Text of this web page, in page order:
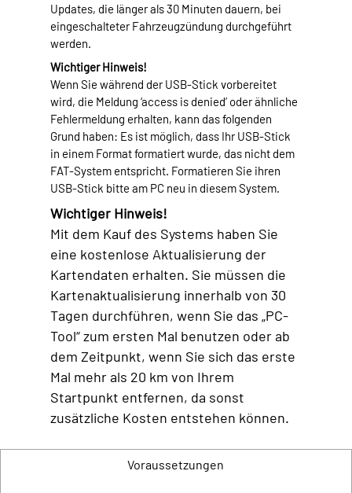
Updates, die länger als 30 Minuten dauern, bei
eingeschalteter Fahrzeugzündung durchgeführt
werden.
Wichtiger Hinweis!
Wenn Sie während der USB-Stick vorbereitet
wird, die Meldung ‘access is denied’ oder ähnliche
Fehlermeldung erhalten, kann das folgenden
Grund haben: Es ist möglich, dass Ihr USB-Stick
in einem Format formatiert wurde, das nicht dem
FAT-System entspricht. Formatieren Sie ihren
USB-Stick bitte am PC neu in diesem System.
Wichtiger Hinweis!
Mit dem Kauf des Systems haben Sie
eine kostenlose Aktualisierung der
Kartendaten erhalten. Sie müssen die
Kartenaktualisierung innerhalb von 30
Tagen durchführen, wenn Sie das „PC-
Tool“ zum ersten Mal benutzen oder ab
dem Zeitpunkt, wenn Sie sich das erste
Mal mehr als 20 km von Ihrem
Startpunkt entfernen, da sonst
zusätzliche Kosten entstehen können.
Voraussetzungen